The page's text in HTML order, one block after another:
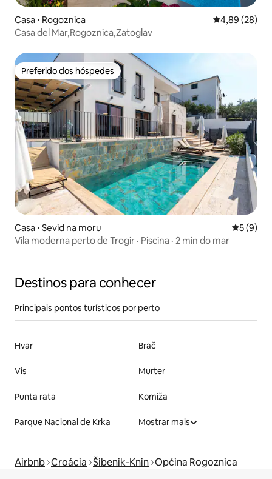
Casa ⋅ Rogoznica 4,89 de uma
4,89 (28)
Casa del Mar,Rogoznica,Zatoglav
Preferido dos hóspedes
Preferido dos hóspedes
Casa ⋅ Sevid na moru 5 de
5 (9)
Vila moderna perto de Trogir · Piscina · 2 min do mar
Destinos para conhecer
Principais pontos turísticos por perto
Hvar Brač
Vis Murter
Punta rata Komiža
Parque Nacional de Krka Mostrar mais
Airbnb Croácia Šibenik-Knin Općina Rogoznica